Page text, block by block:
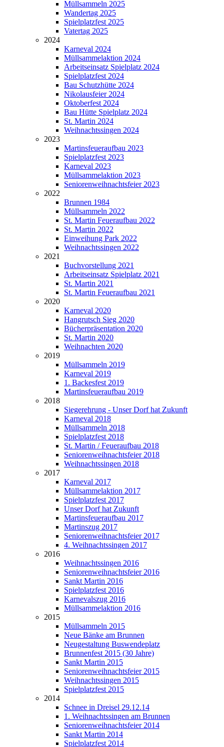
Müllsammeln 2025
Wandertag 2025
Spielplatzfest 2025
Vatertag 2025
2024
Karneval 2024
Müllsammelaktion 2024
Arbeitseinsatz Spielplatz 2024
Spielplatzfest 2024
Bau Schutzhütte 2024
Nikolausfeier 2024
Oktoberfest 2024
Bau Hütte Spielplatz 2024
St. Martin 2024
Weihnachtssingen 2024
2023
Martinsfeueraufbau 2023
Spielplatzfest 2023
Karneval 2023
Müllsammelaktion 2023
Seniorenweihnachtsfeier 2023
2022
Brunnen 1984
Müllsammeln 2022
St. Martin Feueraufbau 2022
St. Martin 2022
Einweihung Park 2022
Weihnachtssingen 2022
2021
Buchvorstellung 2021
Arbeitseinsatz Spielplatz 2021
St. Martin 2021
St. Martin Feueraufbau 2021
2020
Karneval 2020
Hangrutsch Sieg 2020
Bücherpräsentation 2020
St. Martin 2020
Weihnachten 2020
2019
Müllsammeln 2019
Karneval 2019
1. Backesfest 2019
Martinsfeueraufbau 2019
2018
Siegerehrung - Unser Dorf hat Zukunft
Karneval 2018
Müllsammeln 2018
Spielplatzfest 2018
St. Martin / Feueraufbau 2018
Seniorenweihnachtsfeier 2018
Weihnachtssingen 2018
2017
Karneval 2017
Müllsammelaktion 2017
Spielplatzfest 2017
Unser Dorf hat Zukunft
Martinsfeueraufbau 2017
Martinszug 2017
Seniorenweihnachtsfeier 2017
4. Weihnachtssingen 2017
2016
Weihnachtssingen 2016
Seniorenweihnachtsfeier 2016
Sankt Martin 2016
Spielplatzfest 2016
Karnevalszug 2016
Müllsammelaktion 2016
2015
Müllsammeln 2015
Neue Bänke am Brunnen
Neugestaltung Buswendeplatz
Brunnenfest 2015 (30 Jahre)
Sankt Martin 2015
Seniorenweihnachtsfeier 2015
Weihnachtssingen 2015
Spielplatzfest 2015
2014
Schnee in Dreisel 29.12.14
1. Weihnachtssingen am Brunnen
Seniorenweihnachtsfeier 2014
Sankt Martin 2014
Spielplatzfest 2014